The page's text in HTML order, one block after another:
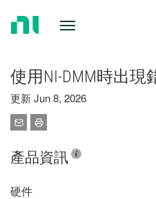
使用NI-DMM時出現
更新 Jun 8, 2026
產品資訊
硬件